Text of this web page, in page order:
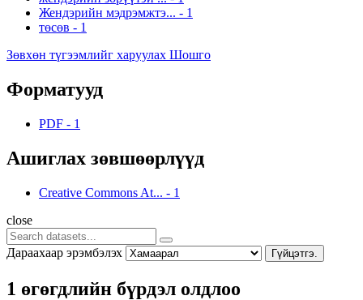
Жендэрийн мэдрэмжтэ... - 1
төсөв - 1
Зөвхөн түгээмлийг харуулах Шошго
Форматууд
PDF - 1
Ашиглах зөвшөөрлүүд
Creative Commons At... - 1
close
Дараахаар эрэмбэлэх Гүйцэтгэ.
1 өгөгдлийн бүрдэл олдлоо